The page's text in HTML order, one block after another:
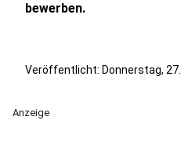
bewerben.
Veröffentlicht: Donnerstag,
Anzeige